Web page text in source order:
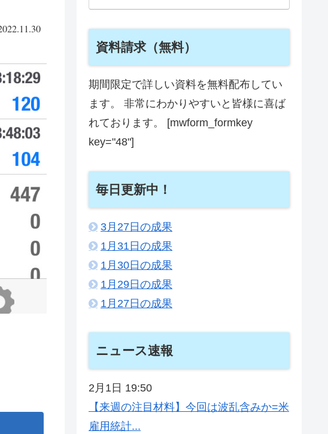
資料請求（無料）
期間限定で詳しい資料を無料配布してい
ます。 非常にわかりやすいと皆様に喜ば
れております。 [mwform_formkey
key="48"]
毎日更新中！
3月27日の成果
1月31日の成果
1月30日の成果
1月29日の成果
1月27日の成果
ニュース速報
2月1日 19:50
【来週の注目材料】今回は波乱含みか=米
雇用統計...